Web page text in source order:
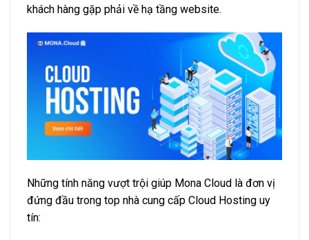
khách hàng gặp phải về hạ tầng website.
Những tính năng vượt trội giúp Mona Cloud là đơn vị
đứng đầu trong top nhà cung cấp Cloud Hosting uy
tín: